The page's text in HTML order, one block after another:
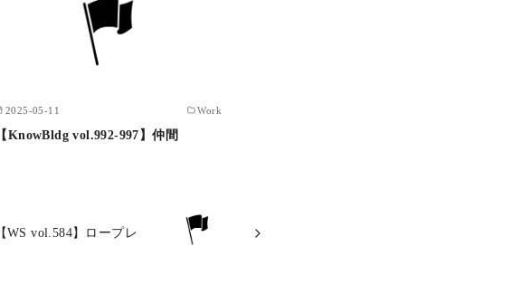
2025-05-11 Work
【KnowBldg vol.992-997】仲間
【WS vol.584】ロープレ